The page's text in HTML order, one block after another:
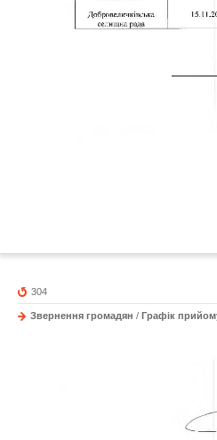
304
Звернення громадян / Графік